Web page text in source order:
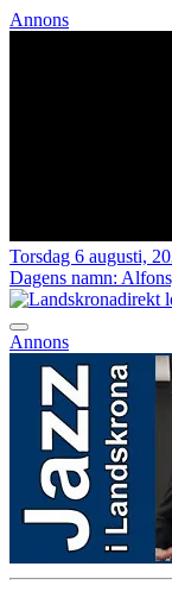
Annons
Torsdag 6 augusti,
Dagens namn:
Annons